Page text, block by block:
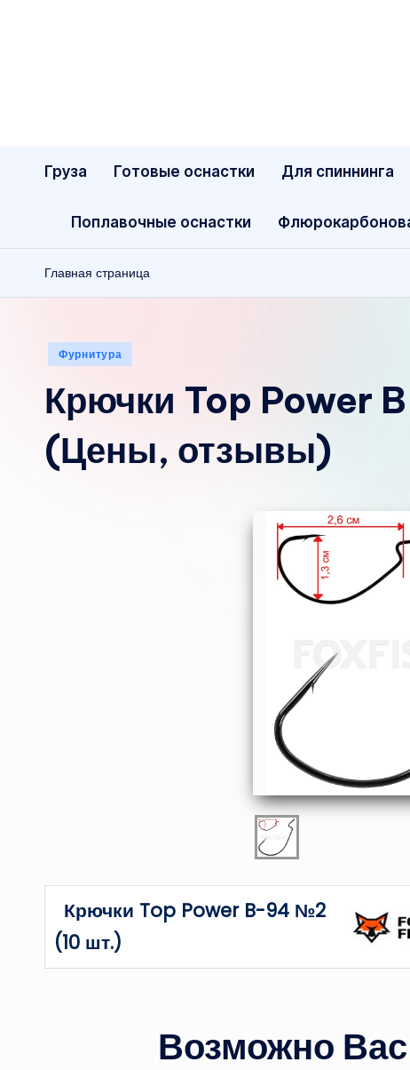
Груза Готовые оснастки Для спиннинга
Поплавочные оснастки
Главная страница
Опубликовано
Фурнитура
Крючки Top Power
(Цены, отзывы)
Крючки Top Power B-94 №2
(10 шт.)
Возможно Вас